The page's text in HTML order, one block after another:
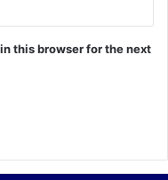
this browser for the next